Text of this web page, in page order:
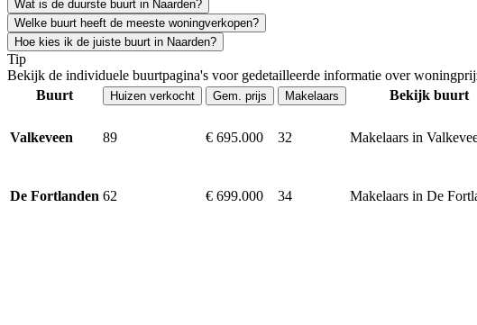
Wat is de duurste buurt in Naarden?
Welke buurt heeft de meeste woningverkopen?
Hoe kies ik de juiste buurt in Naarden?
Tip
Bekijk de individuele buurtpagina's voor gedetailleerde informatie over
Buurt
Huizen verkocht Gem. prijs Makelaars Bekijk buurt
Valkeveen 89 € 695.000 32 Makelaars in
De Fortlanden 62 € 699.000 34 Makelaars in De